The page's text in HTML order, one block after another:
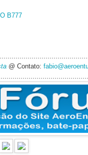
B777
@ Contato: